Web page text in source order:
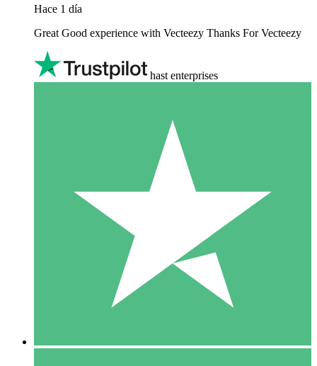
Hace 1 día
Great Good experience with Vecteezy Thanks For Vecteezy
hast enterprises